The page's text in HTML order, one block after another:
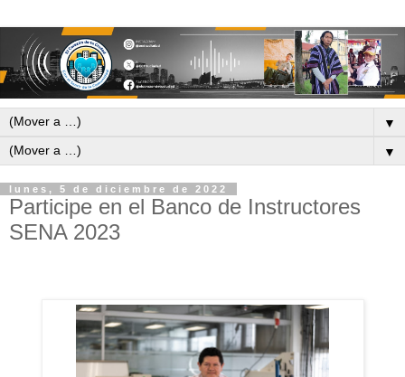
▼
▼
lunes, 5 de diciembre de 2022
Participe en el Banco de Instructores
SENA 2023